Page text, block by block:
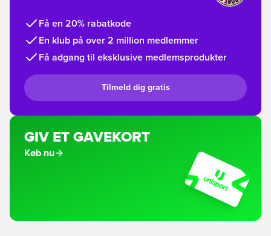
Få en 20% rabatkode
En klub på over 2 million medlemmer
Få adgang til eksklusive medlemsprodukter
Tilmeld dig gratis
GIV ET GAVEKORT
Køb nu